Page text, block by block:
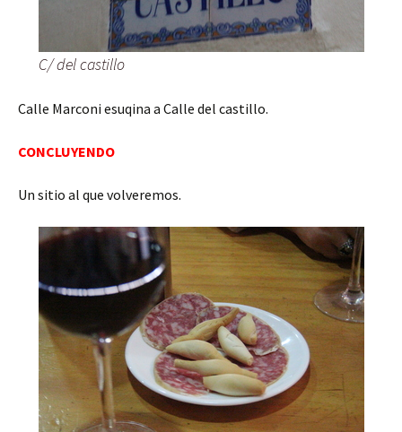
C/ del castillo
Calle Marconi esuqina a Calle del castillo.
CONCLUYENDO
Un sitio al que volveremos.